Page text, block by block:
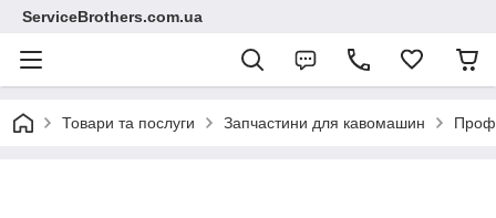
ServiceBrothers.com.ua
Товари та послуги Запчастини для кавомашин